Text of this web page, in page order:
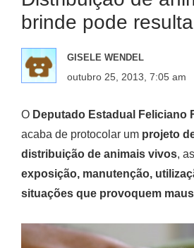
brinde pode
GISELE WENDEL
outubro 25, 2013, 7:05 am
O Deputado Estadual Feliciano
acaba de protocolar um projeto
distribuição de animais vivos,
exposição, manutenção,
situações que provoquem